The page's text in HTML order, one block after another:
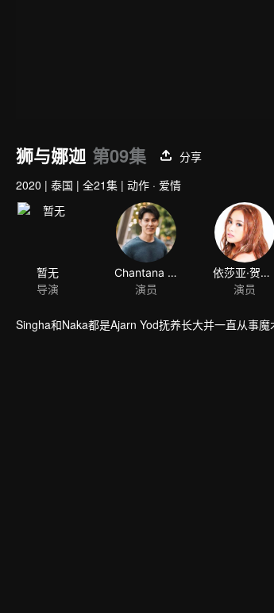
狮与娜迦 第09集
分享
2020 | 泰国 | 全21集 | 动作 · 爱情
暂无
导演
Chantana Kritkanjanapan
演员
依莎亚·贺苏汪
演员
Singha和Naka都是Ajarn Yod抚养长大并一直从事